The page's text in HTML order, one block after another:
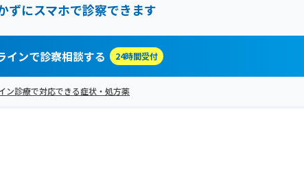
ずにスマホで診察できます
インで診察相談する 24時間受付
ン診療で対応できる症状・処方薬